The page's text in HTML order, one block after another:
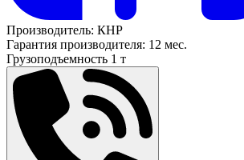
Производитель: КНР
Гарантия производителя: 12 мес.
Грузоподъемность 1 т